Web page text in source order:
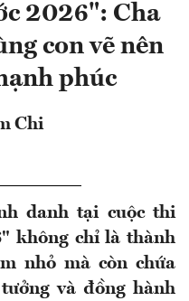
2026": Cha
con vẽ nên
phúc
Chi
danh tại cuộc thi
không chỉ là thành
nhỏ mà còn chứa
và đồng hành